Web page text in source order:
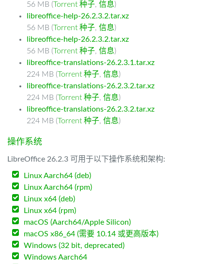
56 MB (Torrent 种子, 信息)
libreoffice-help-26.2.3.2.tar.xz
56 MB (Torrent 种子, 信息)
libreoffice-help-26.2.3.2.tar.xz
56 MB (Torrent 种子, 信息)
libreoffice-translations-26.2.3.1.tar.xz
224 MB (Torrent 种子, 信息)
libreoffice-translations-26.2.3.2.tar.xz
224 MB (Torrent 种子, 信息)
libreoffice-translations-26.2.3.2.tar.xz
224 MB (Torrent 种子, 信息)
操作系统
LibreOffice 26.2.3 可用于以下操作系统和架构:
Linux Aarch64 (deb)
Linux Aarch64 (rpm)
Linux x64 (deb)
Linux x64 (rpm)
macOS (Aarch64/Apple Silicon)
macOS x86_64 (需要 10.14 或更高版本)
Windows (32 bit, deprecated)
Windows Aarch64